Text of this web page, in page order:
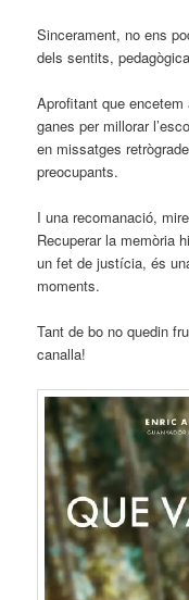
Sincerament, no ens
dels sentits,
Aprofitant que
ganes per millorar
en missatges
preocupants.
I una recomanació,
Recuperar la memòria
un fet de justícia, és
moments.
Tant de bo no quedin
canalla!